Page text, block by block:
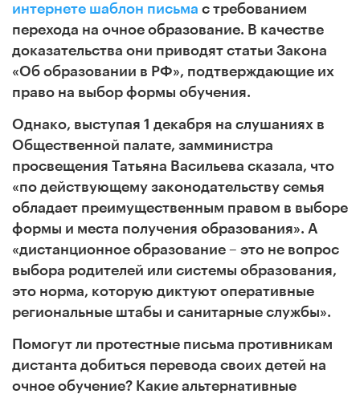
интернете шаблон письма с требованием
перехода на очное образование. В качестве
доказательства они приводят статьи Закона
«Об образовании в РФ», подтверждающие их
право на выбор формы обучения.
Однако, выступая 1 декабря на слушаниях в
Общественной палате, замминистра
просвещения Татьяна Васильева сказала, что
«по действующему законодательству семья
обладает преимущественным правом в выборе
формы и места получения образования». А
«дистанционное образование – это не вопрос
выбора родителей или системы образования,
это норма, которую диктуют оперативные
региональные штабы и санитарные службы».
Помогут ли протестные письма противникам
дистанта добиться перевода своих детей на
очное обучение? Какие альтернативные